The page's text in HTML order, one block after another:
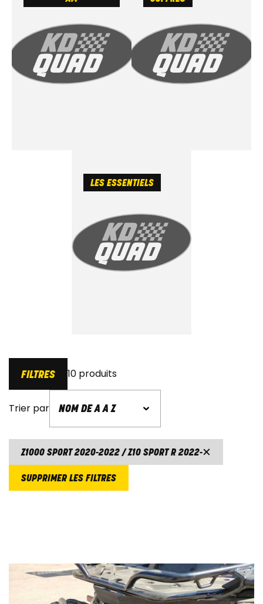
LES ESSENTIELS
FILTRES 10 produits
Trier par
Z1000 SPORT 2020-2022 / Z10 SPORT R 2022-
SUPPRIMER LES FILTRES